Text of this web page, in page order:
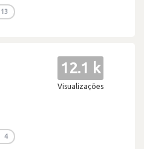
13
4
12.1 k
Visualizações